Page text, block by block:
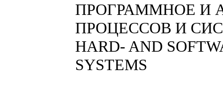
ПРОГРАММНОЕ И
ПРОЦЕССОВ И
HARD- AND
SYSTEMS